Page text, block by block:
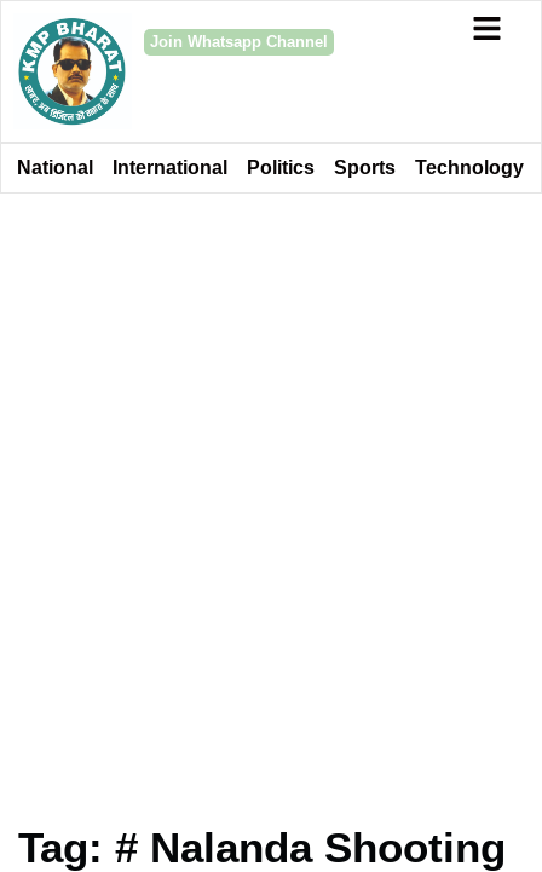
Join Whatsapp Channel
National International Politics Sports Technology
Tag: # Nalanda Shooting